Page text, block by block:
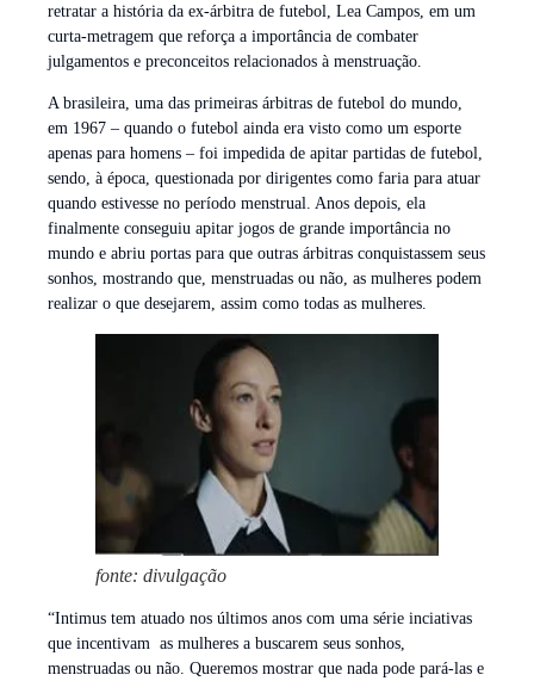
retratar a história da ex-árbitra de futebol, Lea Campos, em um
curta-metragem que reforça a importância de combater
julgamentos e preconceitos relacionados à menstruação.
A brasileira, uma das primeiras árbitras de futebol do mundo,
em 1967 – quando o futebol ainda era visto como um esporte
apenas para homens – foi impedida de apitar partidas de futebol,
sendo, à época, questionada por dirigentes como faria para atuar
quando estivesse no período menstrual. Anos depois, ela
finalmente conseguiu apitar jogos de grande importância no
mundo e abriu portas para que outras árbitras conquistassem seus
sonhos, mostrando que, menstruadas ou não, as mulheres podem
realizar o que desejarem, assim como todas as mulheres.
fonte: divulgação
“Intimus tem atuado nos últimos anos com uma série inciativas
que incentivam as mulheres a buscarem seus sonhos,
menstruadas ou não. Queremos mostrar que nada pode pará-las e